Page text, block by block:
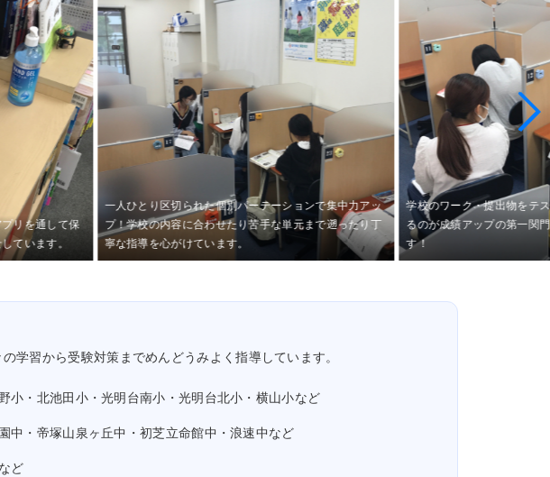
リを通して保
ています。
一人ひとり区切られた個別パーテーションで集中力アッ
プ！学校の内容に合わせたり苦手な単元まで遡ったり丁
寧な指導を心がけています。
学校のワーク・提出物をテ
るのが成績アップの第一関
す！
学習から受験対策までめんどうみよく指導しています。
小・北池田小・光明台南小・光明台北小・横山小など
中・帝塚山泉ヶ丘中・初芝立命館中・浪速中など
ど